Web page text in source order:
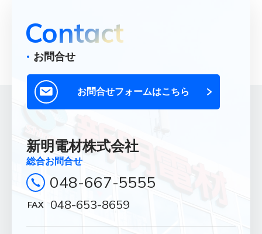
Contact
お問合せ
お問合せフォームはこちら
新明電材株式会社
総合お問合せ
048-667-5555
048-653-8659